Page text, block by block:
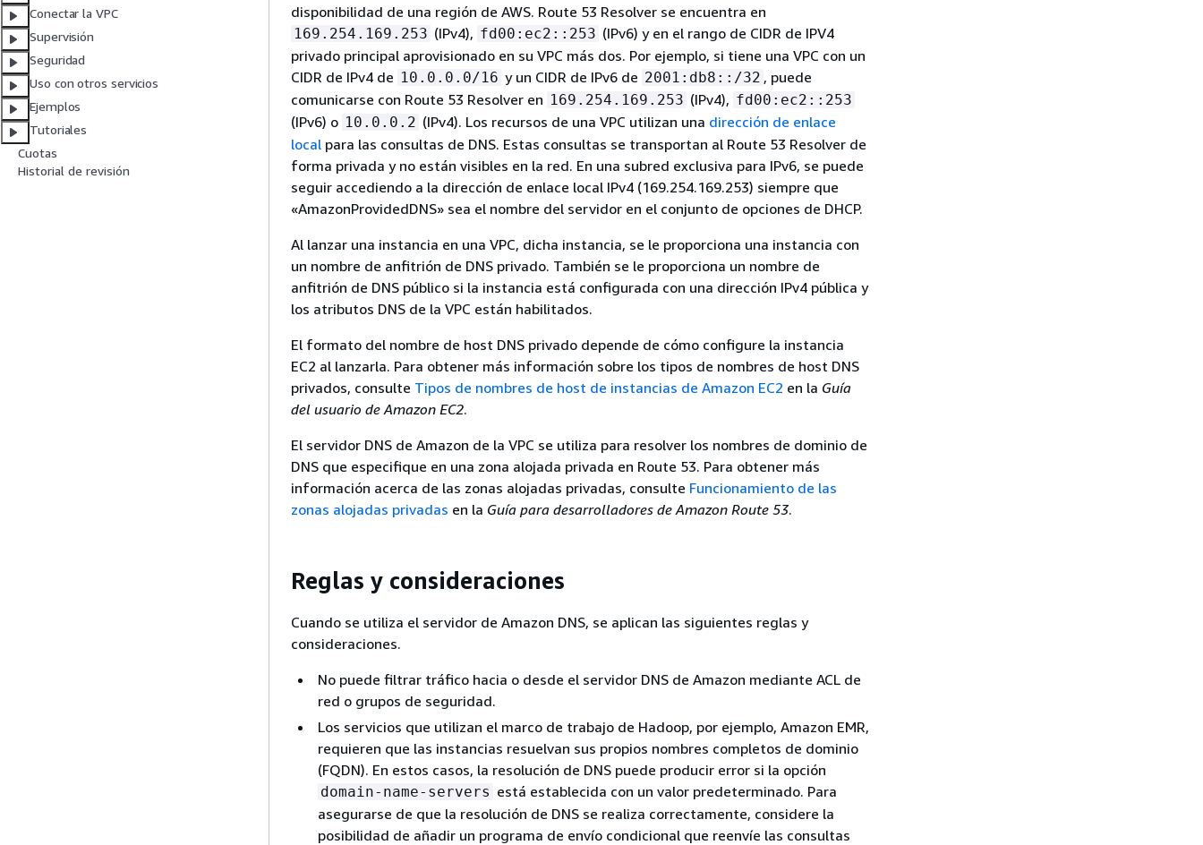
Conectar la VPC
Supervisión
Seguridad
Uso con otros servicios
Ejemplos
Tutoriales
Cuotas
Historial de revisión
disponibilidad de una región de AWS. Route 53 Resolver se encuentra en
169.254.169.253 (IPv4), fd00:ec2::253 (IPv6) y en el rango de CIDR de IPV4
privado principal aprovisionado en su VPC más dos. Por ejemplo, si tiene una VPC con un
CIDR de IPv4 de 10.0.0.0/16 y un CIDR de IPv6 de 2001:db8::/32 , puede
comunicarse con Route 53 Resolver en 169.254.169.253 (IPv4), fd00:ec2::253
(IPv6) o 10.0.0.2 (IPv4). Los recursos de una VPC utilizan una dirección de enlace
local para las consultas de DNS. Estas consultas se transportan al Route 53 Resolver de
forma privada y no están visibles en la red. En una subred exclusiva para IPv6, se puede
seguir accediendo a la dirección de enlace local IPv4 (169.254.169.253) siempre que
«AmazonProvidedDNS» sea el nombre del servidor en el conjunto de opciones de DHCP.
Al lanzar una instancia en una VPC, dicha instancia, se le proporciona una instancia con
un nombre de anfitrión de DNS privado. También se le proporciona un nombre de
anfitrión de DNS público si la instancia está configurada con una dirección IPv4 pública y
los atributos DNS de la VPC están habilitados.
El formato del nombre de host DNS privado depende de cómo configure la instancia
EC2 al lanzarla. Para obtener más información sobre los tipos de nombres de host DNS
privados, consulte Tipos de nombres de host de instancias de Amazon EC2 en la Guía
del usuario de Amazon EC2.
El servidor DNS de Amazon de la VPC se utiliza para resolver los nombres de dominio de
DNS que especifique en una zona alojada privada en Route 53. Para obtener más
información acerca de las zonas alojadas privadas, consulte Funcionamiento de las
zonas alojadas privadas en la Guía para desarrolladores de Amazon Route 53.
Reglas y consideraciones
Cuando se utiliza el servidor de Amazon DNS, se aplican las siguientes reglas y
consideraciones.
No puede filtrar tráfico hacia o desde el servidor DNS de Amazon mediante ACL de
red o grupos de seguridad.
Los servicios que utilizan el marco de trabajo de Hadoop, por ejemplo, Amazon EMR,
requieren que las instancias resuelvan sus propios nombres completos de dominio
(FQDN). En estos casos, la resolución de DNS puede producir error si la opción
domain-name-servers está establecida con un valor predeterminado. Para
asegurarse de que la resolución de DNS se realiza correctamente, considere la
posibilidad de añadir un programa de envío condicional que reenvíe las consultas